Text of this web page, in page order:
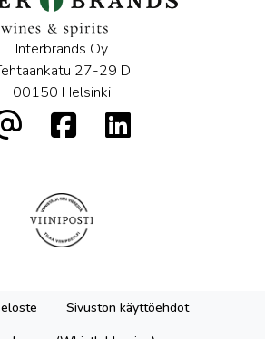
Interbrands Oy
27-29 D
00150 Helsinki
Sivuston käyttöehdot